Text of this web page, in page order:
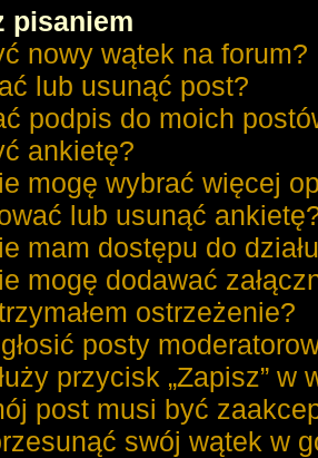
pisaniem
nowy wątek na forum?
lub usunąć post?
podpis do moich
ankietę?
mogę wybrać więcej
lub usunąć
mam dostępu do
mogę dodawać
ostrzeżenie?
posty
przycisk „Zapisz”
post musi być
swój wątek w